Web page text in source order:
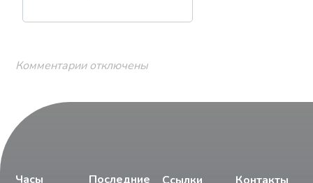
Комментарии отключены
Часы
Последние